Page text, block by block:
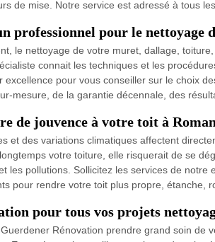
de mise. Notre service est adressé à tous
professionnel pour le
le nettoyage de votre muret, dallage,
connait les techniques et les
excellence pour vous conseiller sur le choix
mesure, de la garantie décennale, des
de jouvence à votre toit à
et des variations climatiques affectent
votre toiture, elle risquerait de se
les pollutions. Sollicitez les services de
pour rendre votre toit plus propre, étanche,
pour tous vos projets
Rénovation prendre grand soin